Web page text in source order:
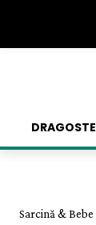
DRAGOSTE
Sarcină & Bebe